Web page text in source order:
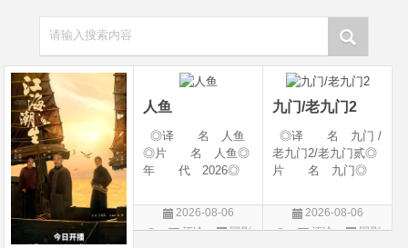
请输入搜索内容
人鱼
◎译 名 人鱼
◎片 名 人鱼◎
年 代 2026◎
◎类 别 剧情 /
悬疑◎语 言 汉
2026-08-06
评论
国剧
九门/老九门2
◎译 名 九门 /
老九门2/老九门贰◎
片 名 九门◎
产 地 中国大陆
◎类 别 剧情 /
2026-08-06
评论
国剧